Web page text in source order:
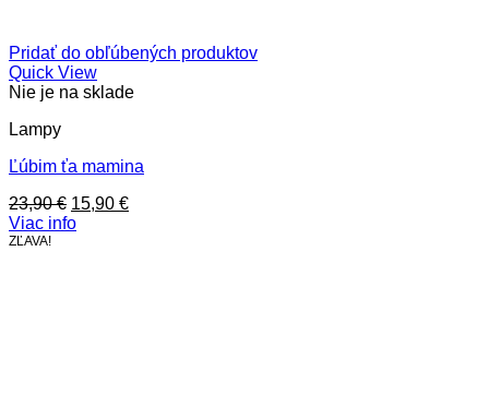
Pridať do obľúbených produktov
Quick View
Nie je na sklade
Lampy
Ľúbim ťa mamina
23,90€ Pôvodná
cena
15,90 €Aktuálna
Viac info
ZĽAVA!